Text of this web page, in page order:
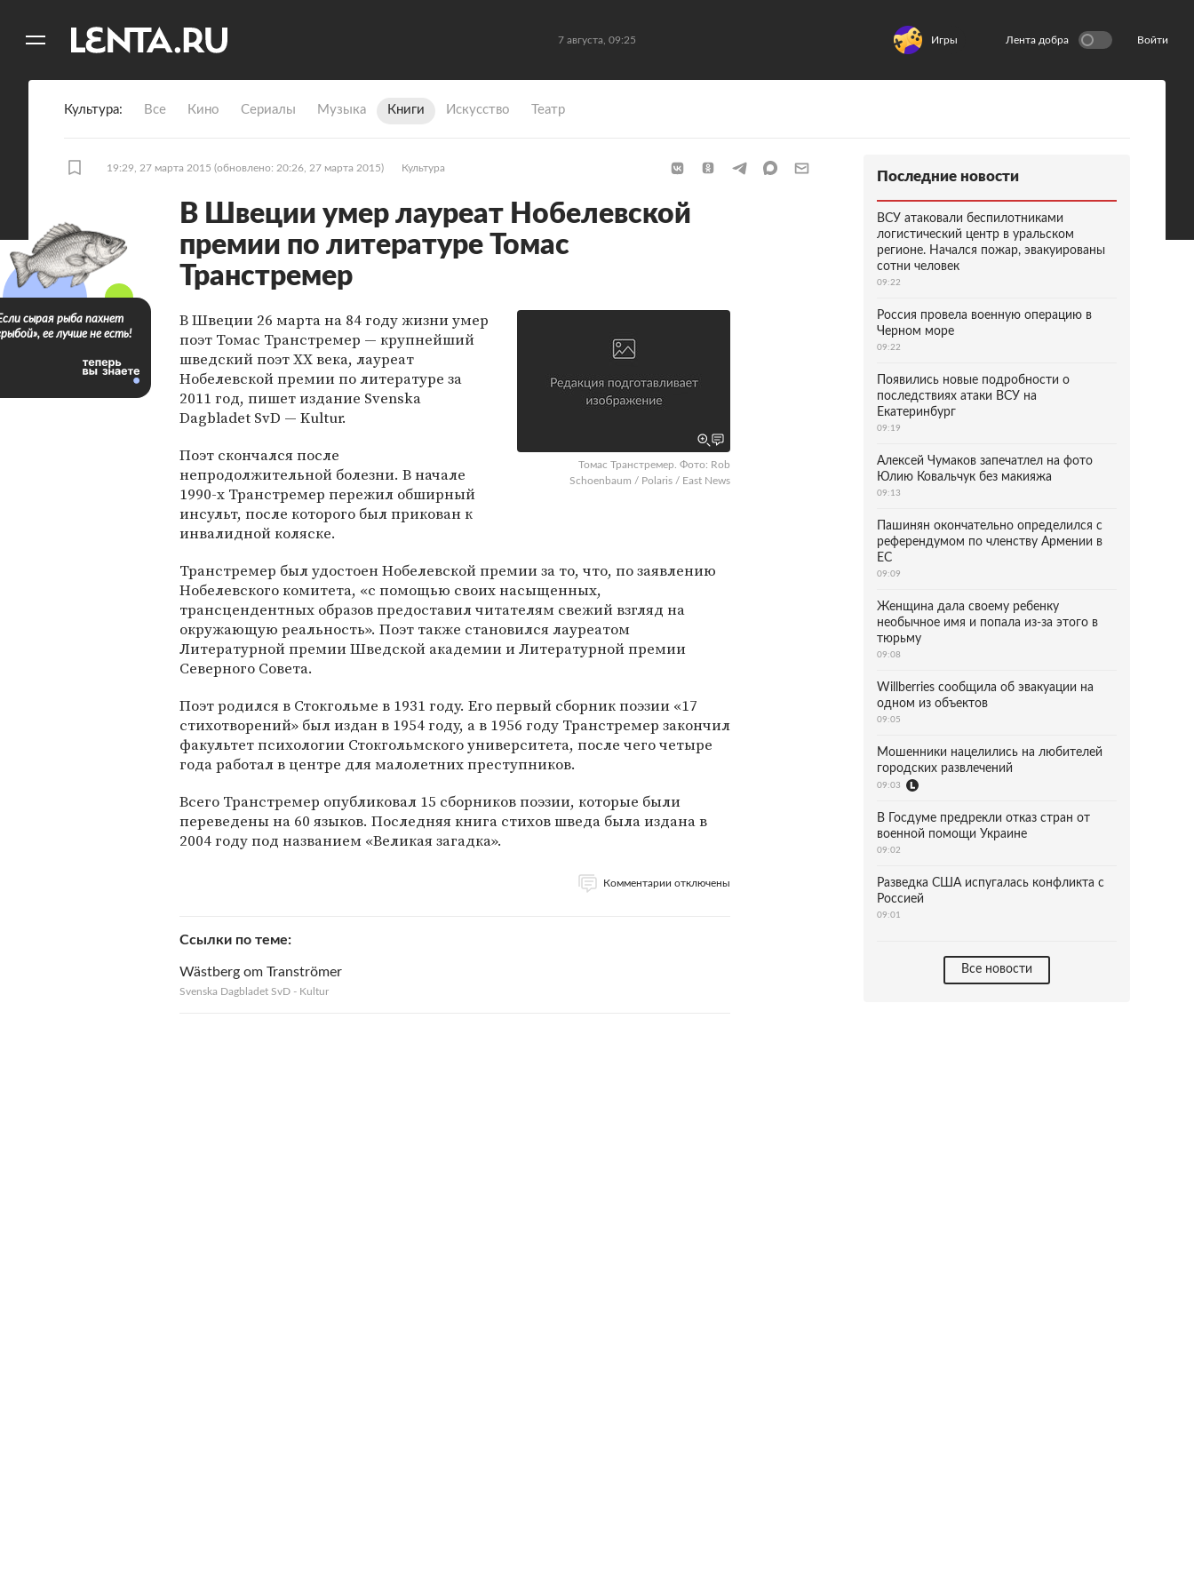
7 августа, 09:25 Игры Лента добра Войти
Культура Все Кино Сериалы Музыка Книги Искусство Театр
19:29, 27 марта 2015 (обновлено: 20:26, 27 марта 2015) Культура
В Швеции умер лауреат Нобелевской
премии по литературе Томас
Транстремер
Томас Транстремер. Фото: Rob
Schoenbaum / Polaris / East News
В Швеции 26 марта на 84 году жизни умер
поэт Томас Транстремер — крупнейший
шведский поэт XX века, лауреат
Нобелевской премии по литературе за
2011 год, пишет издание Svenska
Dagbladet SvD — Kultur.
Поэт скончался после
непродолжительной болезни. В начале
1990-х Транстремер пережил обширный
инсульт, после которого был прикован к
инвалидной коляске.
Транстремер был удостоен Нобелевской премии за то, что, по заявлению
Нобелевского комитета, «с помощью своих насыщенных,
трансцендентных образов предоставил читателям свежий взгляд на
окружающую реальность». Поэт также становился лауреатом
Литературной премии Шведской академии и Литературной премии
Северного Совета.
Поэт родился в Стокгольме в 1931 году. Его первый сборник поэзии «17
стихотворений» был издан в 1954 году, а в 1956 году Транстремер закончил
факультет психологии Стокгольмского университета, после чего четыре
года работал в центре для малолетних преступников.
Всего Транстремер опубликовал 15 сборников поэзии, которые были
переведены на 60 языков. Последняя книга стихов шведа была издана в
2004 году под названием «Великая загадка».
Комментарии отключены
Ссылки по теме
Wästberg om Tranströmer
Svenska Dagbladet SvD - Kultur
сырая рыба пахнет
ее лучше не есть!
Последние новости
ВСУ атаковали беспилотниками
логистический центр в уральском
регионе. Начался пожар, эвакуированы
сотни человек
09:22
Россия провела военную операцию в
Черном море
09:22
Появились новые подробности о
последствиях атаки ВСУ на
Екатеринбург
09:19
Алексей Чумаков запечатлел на фото
Юлию Ковальчук без макияжа
09:13
Пашинян окончательно определился с
референдумом по членству Армении в
ЕС
09:09
Женщина дала своему ребенку
необычное имя и попала из-за этого в
тюрьму
09:08
Willberries сообщила об эвакуации на
одном из объектов
09:05
Мошенники нацелились на любителей
городских развлечений
09:03
В Госдуме предрекли отказ стран от
военной помощи Украине
09:02
Разведка США испугалась конфликта с
Россией
09:01
Все новости